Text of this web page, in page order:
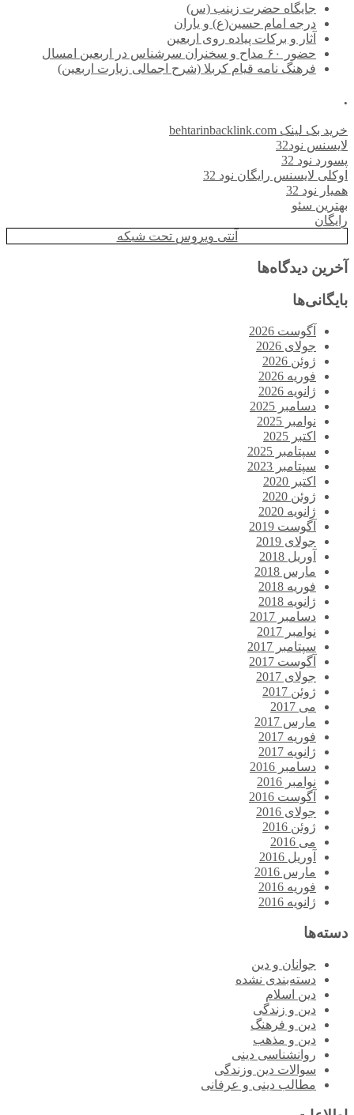
جایگاه حضرت زینب (س)
درجه امام حسین(ع) و یاران
آثار و برکات پیاده روی اربعین
حضور ۶۰ مداح و سخنران سرشناس در اربعین امسال
فرهنگ نامه قیام کربلا (شرح اجمالی زیارت اربعین)
.
خرید بک لینک behtarinbacklink.com
لایسنس نود32
پسورد نود 32
اوکلی لایسنس رایگان نود 32
همیار نود 32
بهترین سئو
رایگان
آنتی ویروس تحت شبکه
آخرین دیدگاه‌ها
بایگانی‌ها
آگوست 2026
جولای 2026
ژوئن 2026
فوریه 2026
ژانویه 2026
دسامبر 2025
نوامبر 2025
اکتبر 2025
سپتامبر 2025
سپتامبر 2023
اکتبر 2020
ژوئن 2020
ژانویه 2020
آگوست 2019
جولای 2019
آوریل 2018
مارس 2018
فوریه 2018
ژانویه 2018
دسامبر 2017
نوامبر 2017
سپتامبر 2017
آگوست 2017
جولای 2017
ژوئن 2017
می 2017
مارس 2017
فوریه 2017
ژانویه 2017
دسامبر 2016
نوامبر 2016
آگوست 2016
جولای 2016
ژوئن 2016
می 2016
آوریل 2016
مارس 2016
فوریه 2016
ژانویه 2016
دسته‌ها
جوانان و دین
دسته‌بندی نشده
دین اسلام
دین و زندگی
دین و فرهنگ
دین و مذهب
روانشناسی دینی
سوالات دین وزندگی
مطالب دینی و عرفانی